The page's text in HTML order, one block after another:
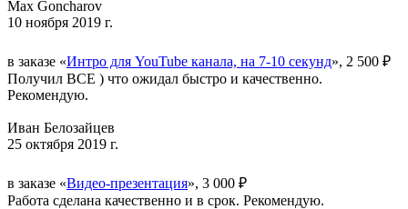
Max Goncharov
10 ноября 2019 г.
в заказе «Интро для YouTube канала, на 7-10 секунд», 2 500 ₽
Получил ВСЕ ) что ожидал быстро и качественно.
Рекомендую.
Иван Белозайцев
25 октября 2019 г.
в заказе «Видео-презентация», 3 000 ₽
Работа сделана качественно и в срок. Рекомендую.